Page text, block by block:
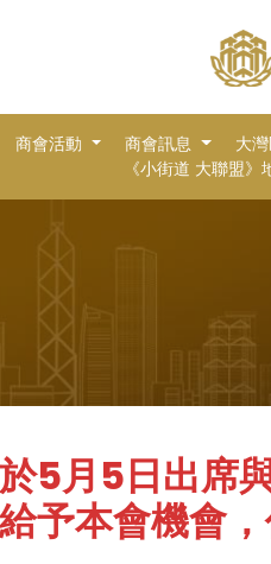
商會活動 商會訊息 大
《小街道 大聯盟》
5月5日出席
予本會機會